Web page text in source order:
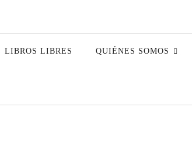
LIBROS LIBRES QUIÉNES SOMOS